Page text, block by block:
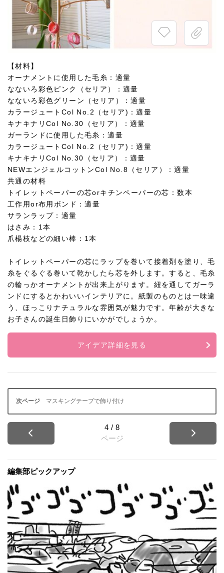
【材料】
オーナメントに使用した毛糸：適量
なないろ彩色ピンク（セリア）：適量
なないろ彩色グリーン（セリア）：適量
カラージュートCol No.2（セリア)：適量
キナキナリCol No.30（セリア）：適量
ガーランドに使用した毛糸：適量
カラージュートCol No.2（セリア)：適量
キナキナリCol No.30（セリア）：適量
NEWエンジェルコットンCol No.8（セリア）：適量
共通の材料
トイレットペーパーの芯orキチンペーパーの芯：数本
工作用or布用ボンド：適量
サランラップ：適量
はさみ：1本
爪楊枝などの細い棒：1本
トイレットペーパーの芯にラップを巻いて接着剤を塗り、毛
糸をぐるぐる巻いて乾かしたら芯を外します。すると、毛糸
の輪っかオーナメントが出来上がります。紐を通してガーラ
ンドにするとかわいいインテリアに。紙製のものとは一味違
う、ほっこりナチュラルな雰囲気が魅力です。年齢が大きな
お子さんの誕生日飾りにいかがでしょうか。
アイデア詳細を見る
マスキングテープで飾り付け
4 / 8
ページ
編集部ピックアップ